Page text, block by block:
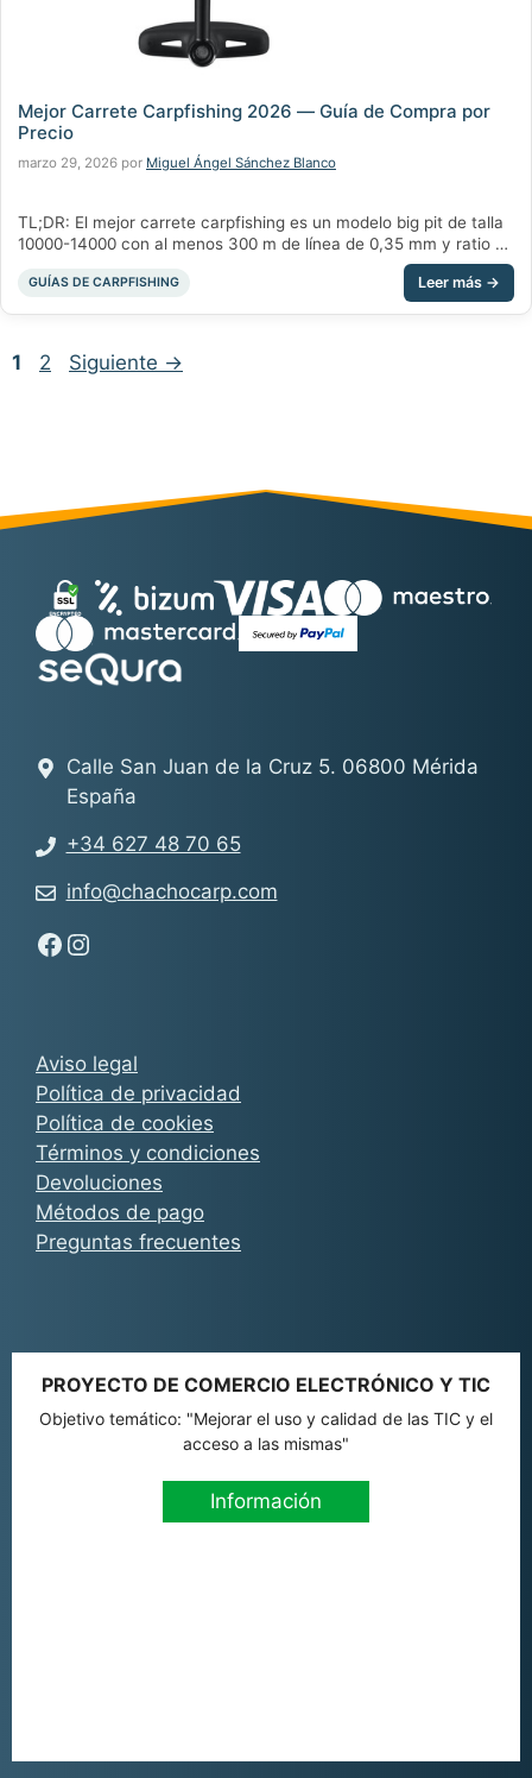
Mejor Carrete Carpfishing 2026 — Guía de Compra por
Precio
marzo 29, 2026 por Miguel Ángel Sánchez Blanco
TL;DR: El mejor carrete carpfishing es un modelo big pit de talla
10000-14000 con al menos 300 m de línea de 0,35 mm y ratio de
4,6:1 a 5,5:1. Para empezar, el Sonik Xtractor 5000 (48,90€)
cumple; en gama alta, el Shimano Ultegra 14000 XSE (169€).
¿Qué debe tener un buen carrete carpfishing? Un buen …
Categorías
GUÍAS DE CARPFISHING
Página
1 Página
2 Siguiente →
Aviso legal
Política de privacidad
Política de cookies
Términos y condiciones
Devoluciones
Métodos de pago
Preguntas frecuentes
Calle San Juan de la Cruz 5. 06800 Mérida
España
+34 627 48 70 65
info@chachocarp.com
Síguenos en Facebook - Chachocarp
Síguenos en Instagram - Chachocarp
PROYECTO DE COMERCIO ELECTRÓNICO Y TIC
Objetivo temático: "Mejorar el uso y calidad de las TIC y el
acceso a las mismas"
Información